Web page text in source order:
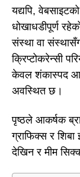
यद्यपि,
धोखाधडीपूर्ण
संस्था वा
क्रिप्टोकरेन्सी
केवल शंकास्पद
अवस्थित छ।
पृष्ठले आकर्षक
ग्राफिक्स र
देखिन र मीम